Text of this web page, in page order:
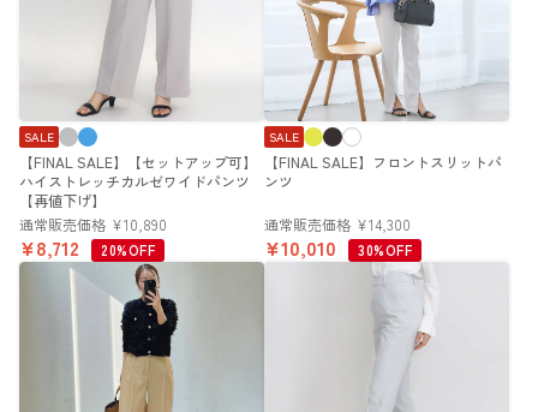
【FINAL SALE】【セットアップ可】
ハイストレッチカルゼワイドパンツ
【再値下げ】
SALE
通常販売価格 ¥10,890
¥8,712 20%OFF
【FINAL SALE】フロントスリットパ
ンツ
SALE
通常販売価格 ¥14,300
¥10,010 30%OFF